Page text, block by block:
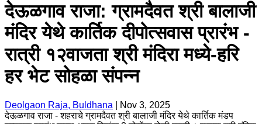
देऊळगाव राजा: ग्रामदैवत श्री बालाजी
मंदिर येथे कार्तिक दीपोत्सवास प्रारंभ -
रात्री १२वाजता श्री मंदिरा मध्ये-हरि
हर भेट सोहळा संपन्न
Deolgaon Raja, Buldhana
Nov 3, 2025
देऊळगाव राजा - शहराचे ग्रामदैवत श्री बालाजी मंदिर येथे कार्तिक मंडप